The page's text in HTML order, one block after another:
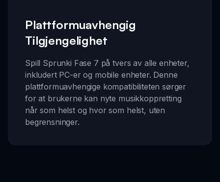
Plattformuavhengig
Tilgjengelighet
Spill Sprunki Fase 7 på tvers av alle enheter,
inkludert PC-er og mobile enheter. Denne
plattformuavhengige kompatibiliteten sørger
for at brukerne kan nyte musikkoppretting
når som helst og hvor som helst, uten
begrensninger.